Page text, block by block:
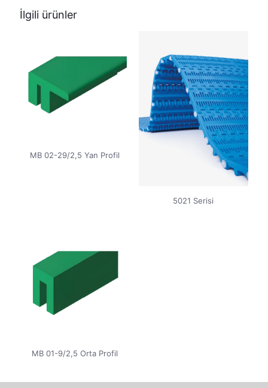
İlgili ürünler
MB 02-29/2,5 Yan Profil
5021 Serisi
MB 01-9/2,5 Orta Profil